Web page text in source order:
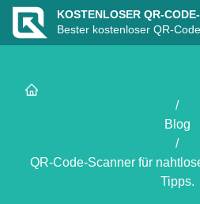
KOSTENLOSER QR-
Bester kostenloser QR-
/
Blog
/
QR-Code-Scanner für
Tipps.